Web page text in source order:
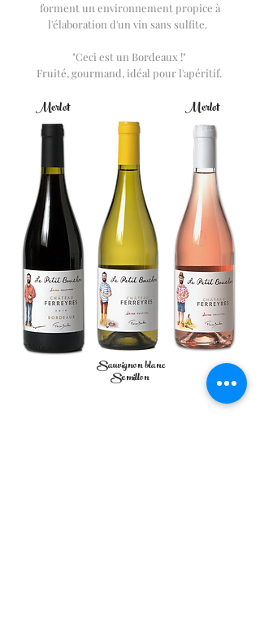
forment un environnement propice à
l'élaboration d'un vin sans sulfite.
"Ceci est un Bordeaux !"
Fruité, gourmand, idéal pour l'apéritif.
Merlot
Sauvignon blanc
Semillon
Merlot